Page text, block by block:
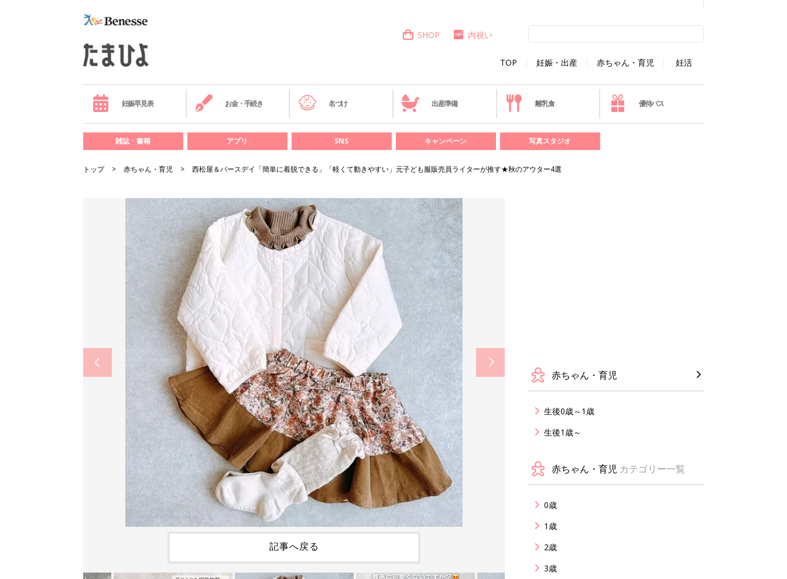
TOP 妊娠・出産 赤ちゃん・育児 妊活
SHOP 内祝い
妊娠早見表 お金・手続き 名づけ 出産準備 離乳食 優待パス
雑誌・書籍 アプリ SNS キャンペーン 写真スタジオ
トップ 赤ちゃん・育児 西松屋＆バースデイ「簡単に着脱できる」「軽くて動きやすい」元子ども服販売員ライターが推す★秋のアウター4選
記事へ戻る
赤ちゃん・育児
生後0歳～1歳
生後1歳～
赤ちゃん・育児 カテゴリー一覧
0歳
1歳
2歳
3歳